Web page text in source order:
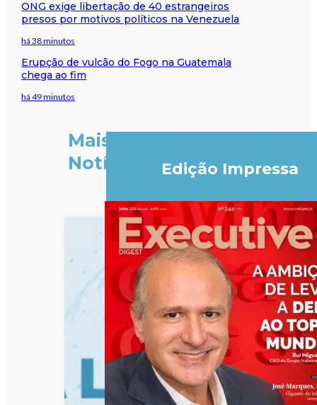
ONG exige libertação de 40 estrangeiros
presos por motivos políticos na Venezuela
há 38 minutos
Erupção de vulcão do Fogo na Guatemala
chega ao fim
há 49 minutos
Mais
Notícias
Edição Impressa